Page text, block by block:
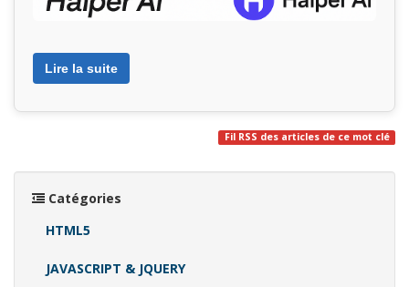
Lire la suite
Fil RSS des articles de ce mot clé
Catégories
HTML5
JAVASCRIPT & JQUERY